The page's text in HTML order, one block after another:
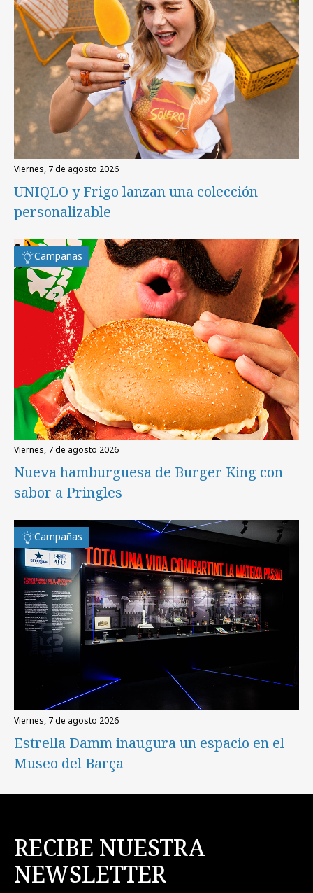
viernes, 7 de agosto 2026
UNIQLO y Frigo lanzan una colección
personalizable
Campañas
viernes, 7 de agosto 2026
Nueva hamburguesa de Burger King con
sabor a Pringles
Campañas
viernes, 7 de agosto 2026
Estrella Damm inaugura un espacio en el
Museo del Barça
RECIBE NUESTRA
NEWSLETTER